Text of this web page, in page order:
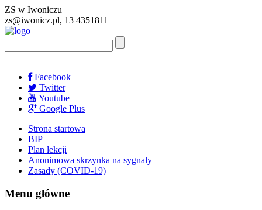
ZS w Iwoniczu
zs@iwonicz.pl, 13 4351811
Facebook
Twitter
Youtube
Google Plus
Strona startowa
BIP
Plan lekcji
Anonimowa skrzynka na sygnały
Zasady (COVID-19)
Menu główne